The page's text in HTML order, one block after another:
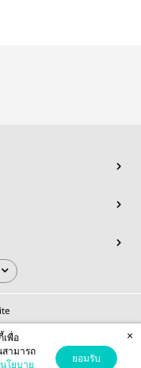
เพื่อ
ามารถ
นโยบาย
ยอมรับ
×